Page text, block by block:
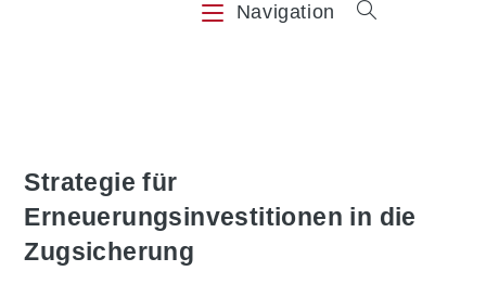
Navigation
Strategie für
Erneuerungsinvestitionen in die
Zugsicherung